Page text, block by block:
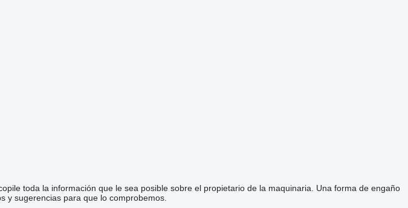
toda la información que le sea posible sobre el propietario de la maquinaria. Una forma de engaño
y sugerencias para que lo comprobemos.